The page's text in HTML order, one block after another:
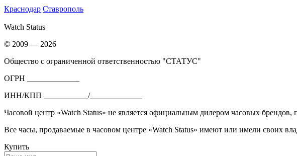
Краснодар Ставрополь
Watch Status
© 2009 — 2026
Общество с ограниченной ответственностью "СТАТУС"
ОГРН _____________
ИНН/КПП ___________/_____________
Часовой центр «Watch Status» не является официальным дилером часовых брендов,
Все часы, продаваемые в часовом центре «Watch Status» имеют или имели своих
Купить